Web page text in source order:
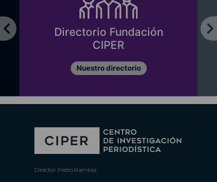
Directorio Fundación
CIPER
Nuestro directorio
Director: Pedro Ramírez